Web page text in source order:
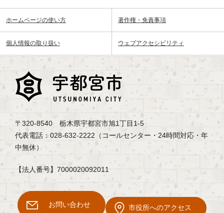
ホームページの使い方 著作権・免責事項
個人情報の取り扱い ウェブアクセシビリティ
〒320-8540 栃木県宇都宮市旭1丁目1-5
代表電話：028-632-2222（コールセンター・24時間対応・年
中無休）
【法人番号】7000020092011
お問い合わせ 市役所へのアクセス